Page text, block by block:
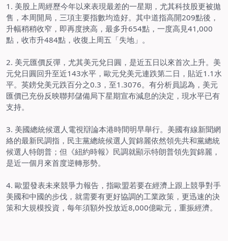
1. 美股上周經歷今年以來表現最差的一星期，尤其科技股更被拋
售，本周開局，三項主要指數均造好。其中道指高開209點後，
升幅稍稍收窄，即再度挾高，最多升654點，一度高見41,000
點，收市升484點，收復上周五「失地」。
2. 美元匯價反彈，尤其美元兌日圓，是近五日以來首次上升。美
元兌日圓回升至近143水平，歐元兌美元連跌第二日，貼近1.1水
平。英鎊兌美元跌百分之0.3，至1.3076。有分析員認為，美元
匯價已充份反映聯邦儲備局下星期宣布減息的決定，現水平已有
支持。
3. 美國總統候選人電視辯論本港時間明早舉行。美國有線新聞網
絡的最新民調指，民主黨總統候選人賀錦麗依然領先共和黨總統
候選人特朗普；但《紐約時報》民調就顯示特朗普領先賀錦麗，
是近一個月來首度逆轉形勢。
4. 歐盟發表未來競爭力報告，指歐盟若要在經濟上跟上競爭對手
美國和中國的步伐，就需要有更好協調的工業政策，更迅速的決
策和大規模投資，每年須額外投放近8,000億歐元，重振經濟。